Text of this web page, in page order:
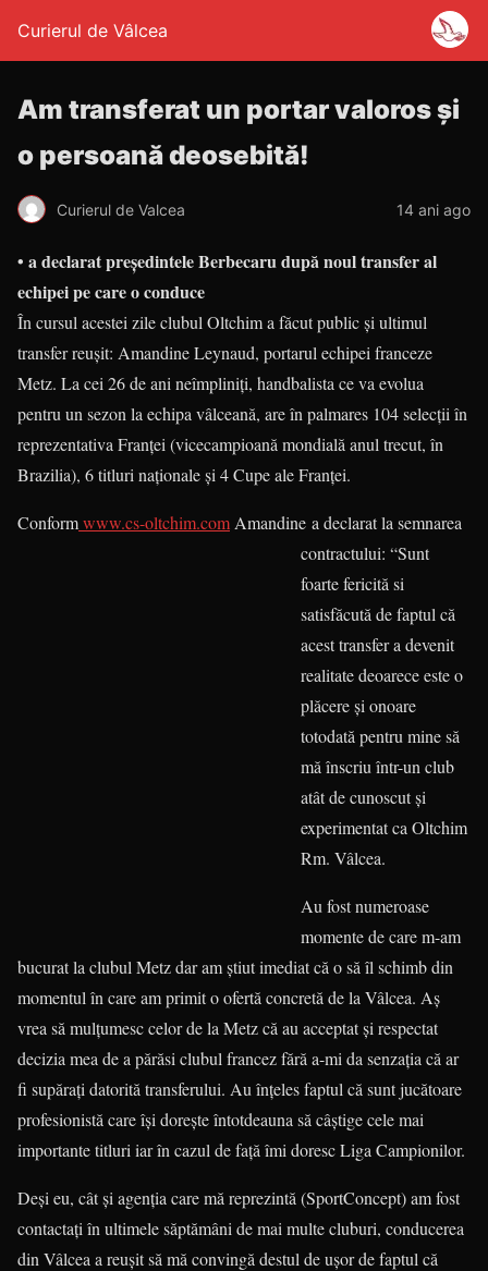
Curierul de Vâlcea
Am transferat un portar valoros și
o persoană deosebită!
Curierul de Valcea 14 ani ago
• a declarat președintele Berbecaru după noul transfer al
echipei pe care o conduce
În cursul acestei zile clubul Oltchim a făcut public și ultimul
transfer reușit: Amandine Leynaud, portarul echipei franceze
Metz. La cei 26 de ani neîmpliniți, handbalista ce va evolua
pentru un sezon la echipa vâlceană, are în palmares 104 selecții în
reprezentativa Franței (vicecampioană mondială anul trecut, în
Brazilia), 6 titluri naționale și 4 Cupe ale Franței.
Conformwww.cs-oltchim.com Amandine a declarat la semnarea
contractului: “Sunt
foarte fericită si
satisfăcută de faptul că
acest transfer a devenit
realitate deoarece este o
plăcere și onoare
totodată pentru mine să
mă înscriu într-un club
atât de cunoscut și
experimentat ca Oltchim
Rm. Vâlcea.
Au fost numeroase
momente de care m-am
bucurat la clubul Metz dar am știut imediat că o să îl schimb din
momentul în care am primit o ofertă concretă de la Vâlcea. Aș
vrea să mulțumesc celor de la Metz că au acceptat și respectat
decizia mea de a părăsi clubul francez fără a-mi da senzația că ar
fi supărați datorită transferului. Au înțeles faptul că sunt jucătoare
profesionistă care își dorește întotdeauna să câștige cele mai
importante titluri iar în cazul de față îmi doresc Liga Campionilor.
Deși eu, cât și agenția care mă reprezintă (SportConcept) am fost
contactați în ultimele săptămâni de mai multe cluburi, conducerea
din Vâlcea a reușit să mă convingă destul de ușor de faptul că